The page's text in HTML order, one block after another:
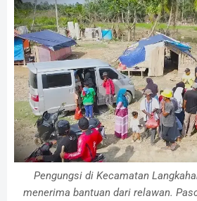
Pengungsi di Kecamatan
menerima bantuan dari relawan.